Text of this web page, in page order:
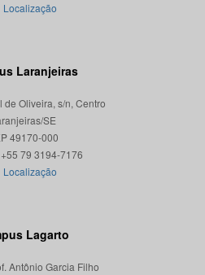
Localização
Laranjeiras
de Oliveira, s/n, Centro
SE
49170-000
Localização
Lagarto
Antônio Garcia Filho